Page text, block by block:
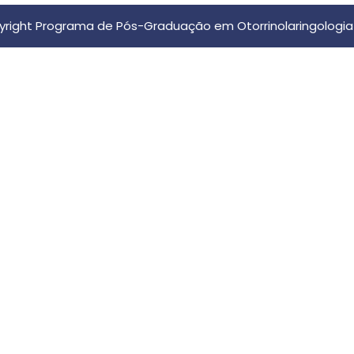
Programa de Pós-Graduação em Otorrinolaringologia